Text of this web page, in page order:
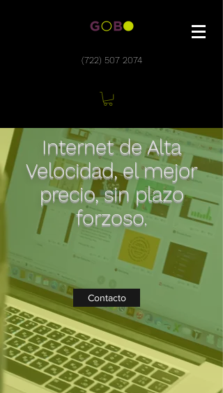
(722) 507 2074
Internet de Alta
Velocidad, el mejor
precio, sin plazo
forzoso.
Contacto